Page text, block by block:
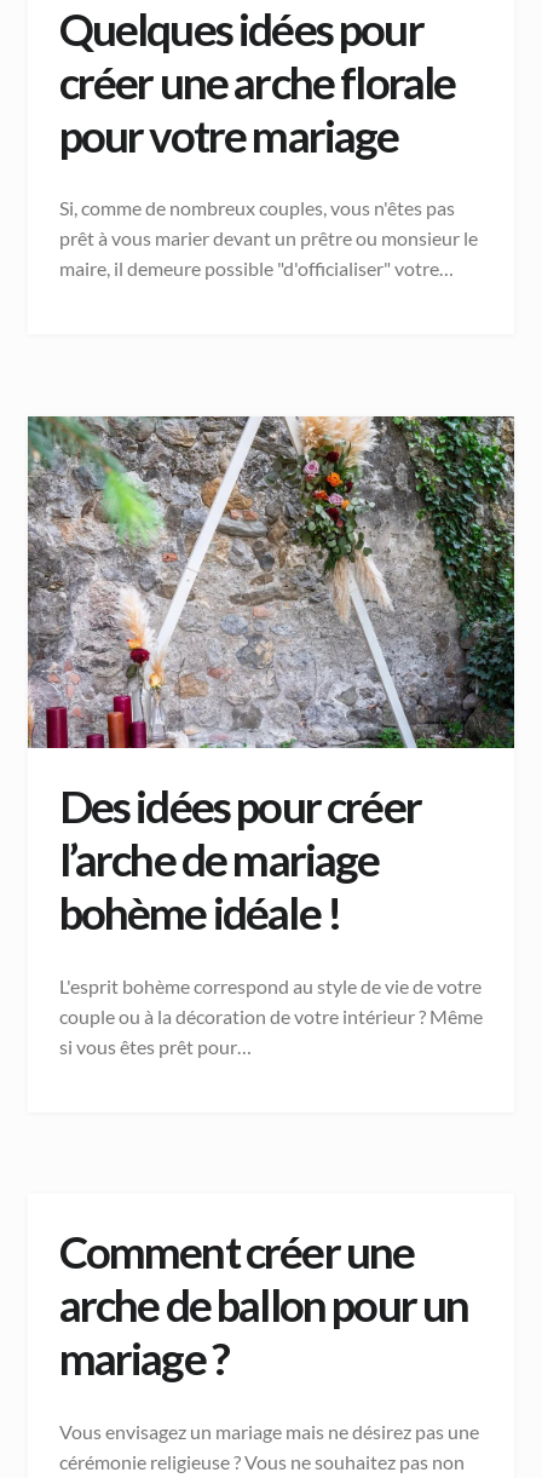
Quelques idées pour
créer une arche florale
pour votre mariage
Si, comme de nombreux couples, vous n'êtes pas
prêt à vous marier devant un prêtre ou monsieur le
maire, il demeure possible "d'officialiser" votre…
Des idées pour créer
l’arche de mariage
bohème idéale !
L'esprit bohème correspond au style de vie de votre
couple ou à la décoration de votre intérieur ? Même
si vous êtes prêt pour…
Comment créer une
arche de ballon pour un
mariage ?
Vous envisagez un mariage mais ne désirez pas une
cérémonie religieuse ? Vous ne souhaitez pas non